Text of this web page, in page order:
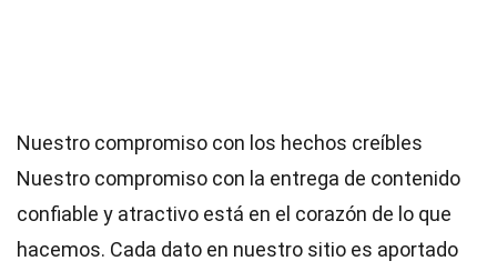
Nuestro compromiso con los hechos creíbles
Nuestro compromiso con la entrega de contenido
confiable y atractivo está en el corazón de lo que
hacemos. Cada dato en nuestro sitio es aportado